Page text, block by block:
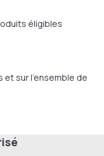
éligibles
et sur l'ensemble de